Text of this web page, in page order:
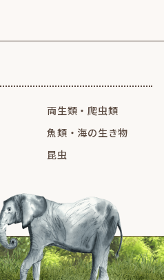
両生類・爬虫類
魚類・海の生き物
昆虫